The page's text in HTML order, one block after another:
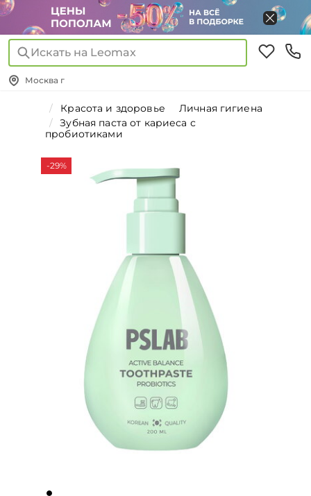
Искать на Leomax
Москва г
Красота и здоровье
Личная гигиена
Зубная паста от кариеса с
пробиотиками
-29%